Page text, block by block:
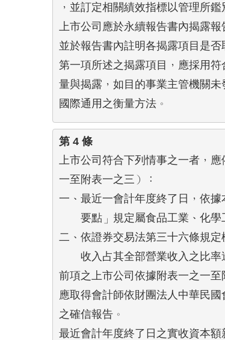
，並訂定相關績效指標以管理所鑑
上市公司應於永續報告書內揭露
並於報告書內註明各揭露項目是否
第一項所述之揭露項目，應採用
量與揭露，如目的事業主管機關
國際通用之衡量方法。
第 4 條
上市公司符合下列情事之一者，
一至附表一之三）：
一、最近一會計年度終了日，依
要點」規定屬食品工業、化學
二、依證券交易法第三十六條規
收入占其全部營業收入之比率
前項之上市公司依據附表一之一至
應取得會計師依財團法人中華民
之確信報告。
最近會計年度終了日之實收資本